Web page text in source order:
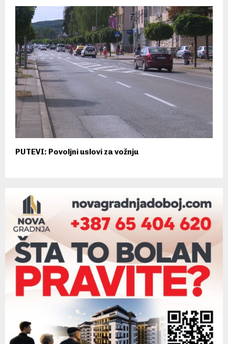
PUTEVI: Povoljni uslovi za vožnju